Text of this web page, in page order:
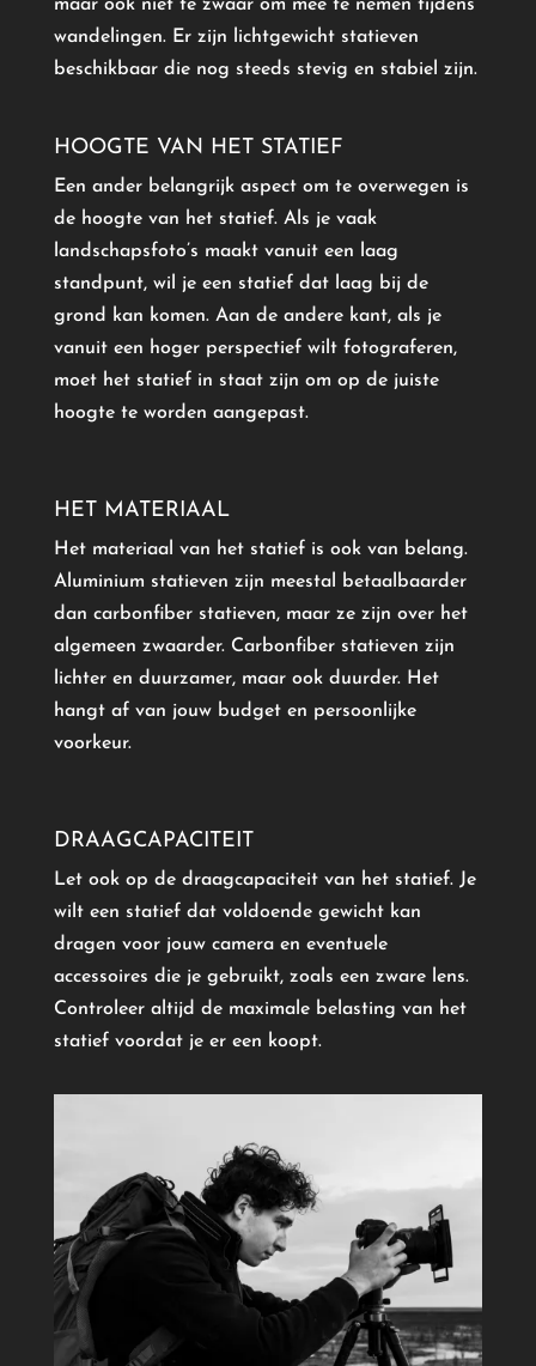
maar ook niet te zwaar om mee te nemen tijdens
wandelingen. Er zijn lichtgewicht statieven
beschikbaar die nog steeds stevig en stabiel zijn.
HOOGTE VAN HET STATIEF
Een ander belangrijk aspect om te overwegen is
de hoogte van het statief. Als je vaak
landschapsfoto’s maakt vanuit een laag
standpunt, wil je een statief dat laag bij de
grond kan komen. Aan de andere kant, als je
vanuit een hoger perspectief wilt fotograferen,
moet het statief in staat zijn om op de juiste
hoogte te worden aangepast.
HET MATERIAAL
Het materiaal van het statief is ook van belang.
Aluminium statieven zijn meestal betaalbaarder
dan carbonfiber statieven, maar ze zijn over het
algemeen zwaarder. Carbonfiber statieven zijn
lichter en duurzamer, maar ook duurder. Het
hangt af van jouw budget en persoonlijke
voorkeur.
DRAAGCAPACITEIT
Let ook op de draagcapaciteit van het statief. Je
wilt een statief dat voldoende gewicht kan
dragen voor jouw camera en eventuele
accessoires die je gebruikt, zoals een zware lens.
Controleer altijd de maximale belasting van het
statief voordat je er een koopt.